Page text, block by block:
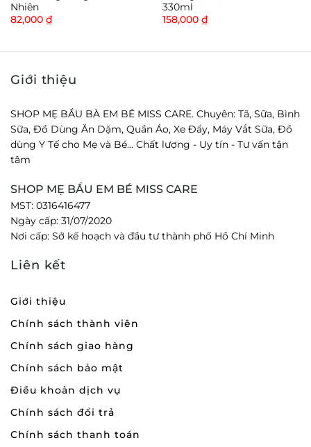
Nhiên
82,000 ₫
330ml
158,000 ₫
Giới thiệu
SHOP MẸ BẦU BÀ EM BÉ MISS CARE. Chuyên: Tã, Sữa, Bình
Sữa, Đồ Dùng Ăn Dặm, Quần Áo, Xe Đẩy, Máy Vắt Sữa, Đồ
dùng Y Tế cho Mẹ và Bé... Chất lượng - Uy tín - Tư vấn tận
tâm
SHOP MẸ BẦU EM BÉ MISS CARE
MST: 0316416477
Ngày cấp: 31/07/2020
Nơi cấp: Sở kế hoạch và đầu tư thành phố Hồ Chí Minh
Liên kết
Giới thiệu
Chính sách thành viên
Chính sách giao hàng
Chính sách bảo mật
Điều khoản dịch vụ
Chính sách đổi trả
Chính sách thanh toán